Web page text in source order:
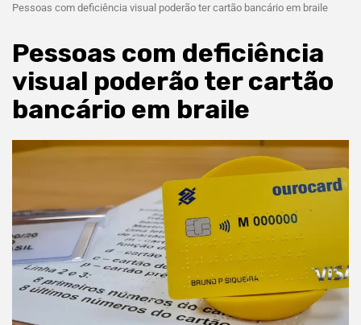
Pessoas com deficiência visual poderão ter cartão bancário em braile
Pessoas com deficiência
visual poderão ter cartão
bancário em braile